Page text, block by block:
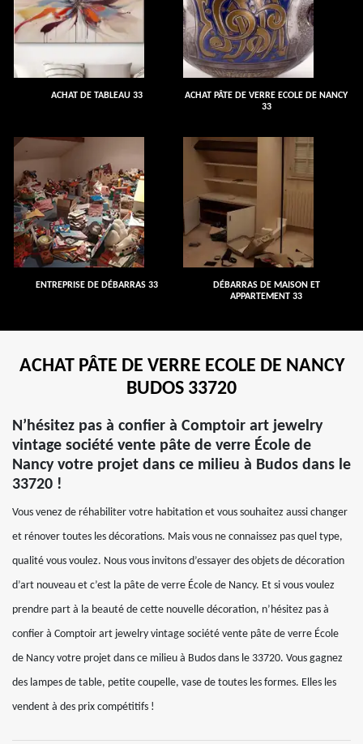
ACHAT DE TABLEAU 33
ACHAT PÂTE DE VERRE ECOLE DE NANCY
33
ENTREPRISE DE DÉBARRAS 33
DÉBARRAS DE MAISON ET
APPARTEMENT 33
ACHAT PÂTE DE VERRE ECOLE DE NANCY
BUDOS 33720
N’hésitez pas à confier à Comptoir art jewelry
vintage société vente pâte de verre École de
Nancy votre projet dans ce milieu à Budos dans le
33720 !
Vous venez de réhabiliter votre habitation et vous souhaitez aussi changer
et rénover toutes les décorations. Mais vous ne connaissez pas quel type,
qualité vous voulez. Nous vous invitons d’essayer des objets de décoration
d’art nouveau et c’est la pâte de verre École de Nancy. Et si vous voulez
prendre part à la beauté de cette nouvelle décoration, n’hésitez pas à
confier à Comptoir art jewelry vintage société vente pâte de verre École
de Nancy votre projet dans ce milieu à Budos dans le 33720. Vous gagnez
des lampes de table, petite coupelle, vase de toutes les formes. Elles les
vendent à des prix compétitifs !